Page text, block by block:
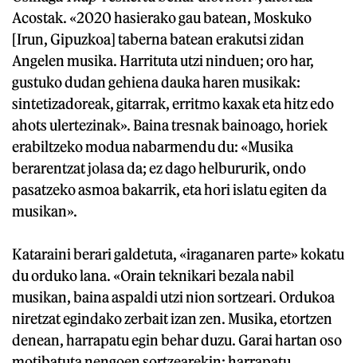
Acostak. «2020 hasierako gau batean, Moskuko
[Irun, Gipuzkoa] taberna batean erakutsi zidan
Angelen musika. Harrituta utzi ninduen; oro har,
gustuko dudan gehiena dauka haren musikak:
sintetizadoreak, gitarrak, erritmo kaxak eta hitz edo
ahots ulertezinak». Baina tresnak bainoago, horiek
erabiltzeko modua nabarmendu du: «Musika
berarentzat jolasa da; ez dago helbururik, ondo
pasatzeko asmoa bakarrik, eta hori islatu egiten da
musikan».
Kataraini berari galdetuta, «iraganaren parte» kokatu
du orduko lana. «Orain teknikari bezala nabil
musikan, baina aspaldi utzi nion sortzeari. Ordukoa
niretzat egindako zerbait izan zen. Musika, etortzen
denean, harrapatu egin behar duzu. Garai hartan oso